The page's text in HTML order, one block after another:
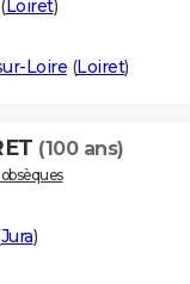
Loiret)
Loire (Loiret)
(100 ans)
Jura)